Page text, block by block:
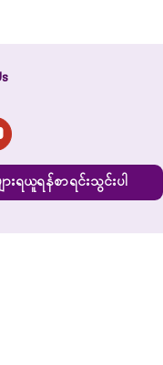
ားရယူရန်စာရင်းသွင်းပါ